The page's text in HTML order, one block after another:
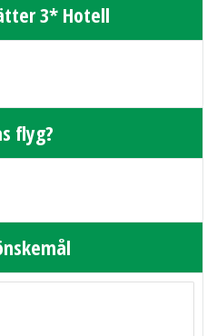
3* Hotell
flyg?